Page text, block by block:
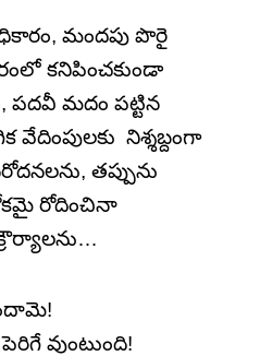
మందపు పొరై
కనిపించకుండా
మదం పట్టిన
నిశ్శబ్దంగా
తప్పును
రోదించినా
వుంటుంది!